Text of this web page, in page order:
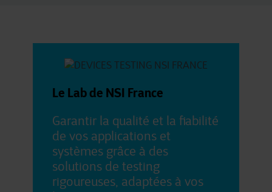
Le Lab de NSI France
Garantir la qualité et la fiabilité
de vos applications et
systèmes grâce à des
solutions de testing
rigoureuses, adaptées à vos